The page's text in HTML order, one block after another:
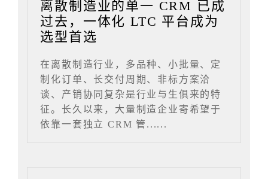
离散制造业的单一 CRM 已成
过去，一体化 LTC 平台成为
选型首选
在离散制造行业，多品种、小批量、定
制化订单、长交付周期、非标方案洽
谈、产销协同复杂是行业与生俱来的特
征。长久以来，大量制造企业寄希望于
依靠一套独立 CRM 管......